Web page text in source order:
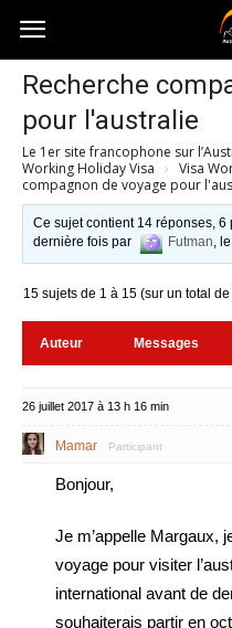
Australia-
australie.com
Recherche
pour l'australie
Le 1er site francophone sur
Working Holiday Visa › Visa
compagnon de voyage pour
Ce sujet contient 14 réponses,
dernière fois par
Futman,
15 sujets de 1 à 15 (sur un total
Auteur Messages
26 juillet 2017 à 13 h 16 min
Mamar Participant
Bonjour,
Je m’appelle Margaux,
voyage pour visiter
international avant de
souhaiterais partir en